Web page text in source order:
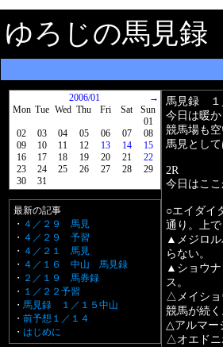
ゆろじの馬見録
2006/01
→
Mon Tue Wed Thu Fri Sat
Sun
01
02
03 04 05 06 07
08
09
10 11 12 13 14
15
16
17 18 19 20 21
22
23
24 25 26 27 28
29
30
31
最新の記事
・ ４／２９ 馬見
・ ４／２９ 予習
・ ４／２１ 馬見
・ ４／１６ 中山 馬見録
・ ２／１９ 馬券録
・ １／２２予習
・ 馬見録 １／１５中山
・ 前予想１／１４
・ はじめに
馬見録 １
今日は暖か
競馬場も
馬見とし
2R
今日はこ
○エイダイ
通り。上で
▲メジロル
らない。
▲ショウナ
ス。
△メイショ
競馬が続
△アルマー
△オエドニ